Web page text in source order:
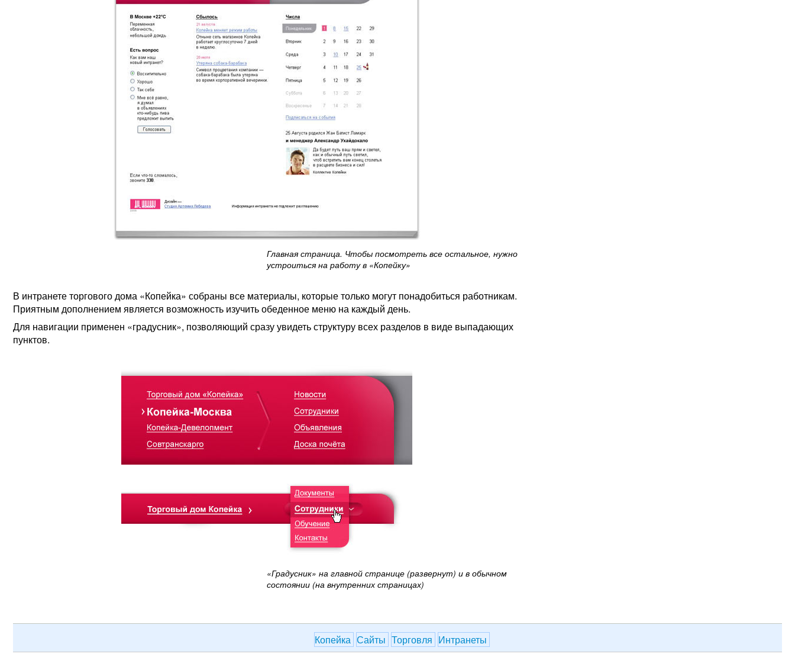
Главная страница. Чтобы посмотреть все остальное, нужно
устроиться на работу в «Копейку»
В интранете торгового дома «Копейка» собраны все материалы, которые только могут понадобиться работникам.
Приятным дополнением является возможность изучить обеденное меню на каждый день.
Для навигации применен «градусник», позволяющий сразу увидеть структуру всех разделов в виде выпадающих
пунктов.
«Градусник» на главной странице (развернут) и в обычном
состоянии (на внутренних страницах)
Копейка Сайты Торговля Интранеты